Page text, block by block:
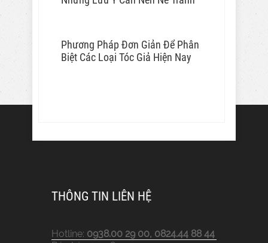
Phương Pháp Đơn Giản Để Phân
Biệt Các Loại Tóc Giả Hiện Nay
THÔNG TIN LIÊN HỆ
Hotline: 0938.00 29 00, 0824.44 88 44